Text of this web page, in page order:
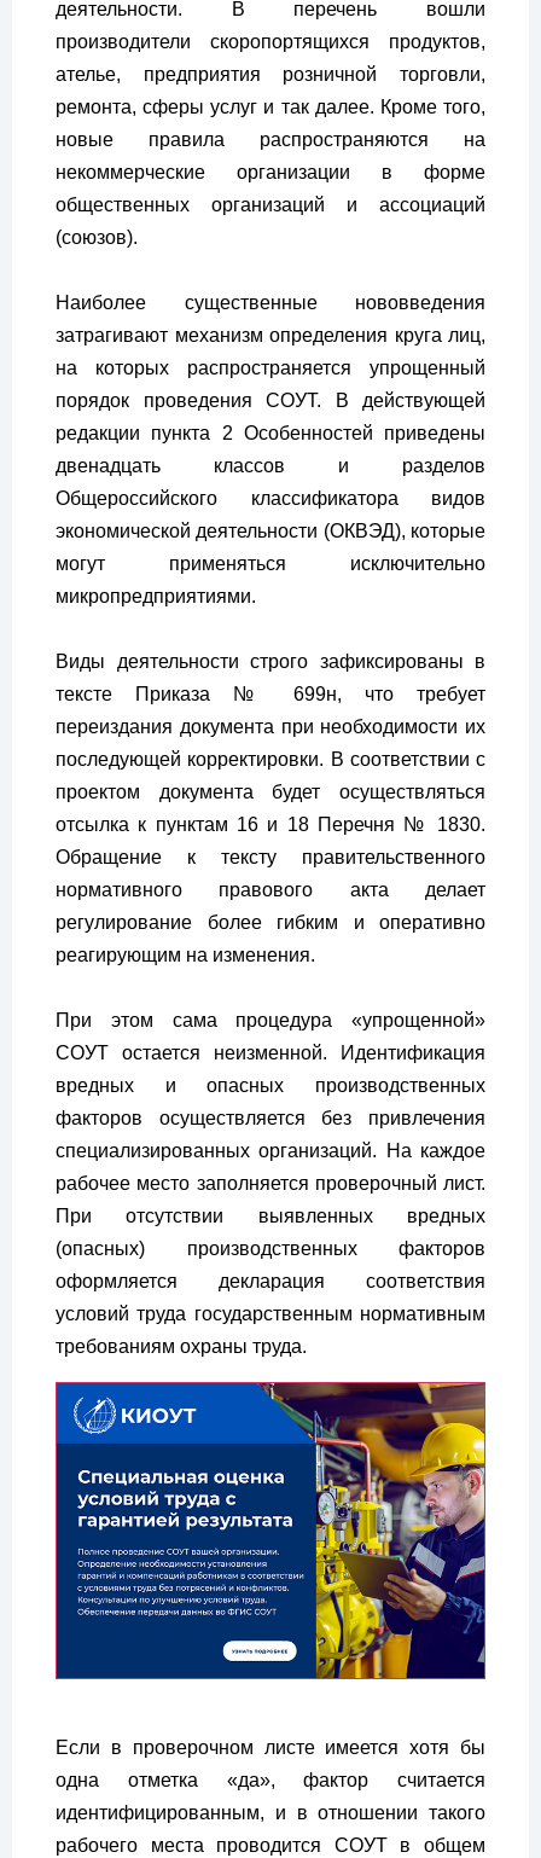
деятельности. В перечень вошли
производители скоропортящихся продуктов,
ателье, предприятия розничной торговли,
ремонта, сферы услуг и так далее. Кроме того,
новые правила распространяются на
некоммерческие организации в форме
общественных организаций и ассоциаций
(союзов).
Наиболее существенные нововведения
затрагивают механизм определения круга лиц,
на которых распространяется упрощенный
порядок проведения СОУТ. В действующей
редакции пункта 2 Особенностей приведены
двенадцать классов и разделов
Общероссийского классификатора видов
экономической деятельности (ОКВЭД), которые
могут применяться исключительно
микропредприятиями.
Виды деятельности строго зафиксированы в
тексте Приказа № 699н, что требует
переиздания документа при необходимости их
последующей корректировки. В соответствии с
проектом документа будет осуществляться
отсылка к пунктам 16 и 18 Перечня № 1830.
Обращение к тексту правительственного
нормативного правового акта делает
регулирование более гибким и оперативно
реагирующим на изменения.
При этом сама процедура «упрощенной»
СОУТ остается неизменной. Идентификация
вредных и опасных производственных
факторов осуществляется без привлечения
специализированных организаций. На каждое
рабочее место заполняется проверочный лист.
При отсутствии выявленных вредных
(опасных) производственных факторов
оформляется декларация соответствия
условий труда государственным нормативным
требованиям охраны труда.
Если в проверочном листе имеется хотя бы
одна отметка «да», фактор считается
идентифицированным, и в отношении такого
рабочего места проводится СОУТ в общем